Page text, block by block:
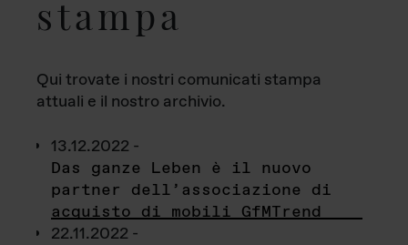
stampa
Qui trovate i nostri comunicati stampa
attuali e il nostro archivio.
13.12.2022 -
Das ganze Leben è il nuovo
partner dell’associazione di
acquisto di mobili GfMTrend
22.11.2022 -